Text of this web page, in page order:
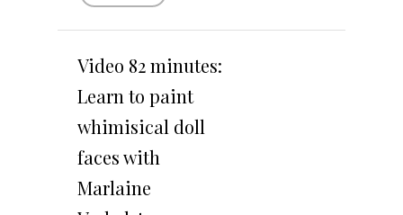
Video 82 minutes:
Learn to paint
whimisical doll
faces with
Marlaine